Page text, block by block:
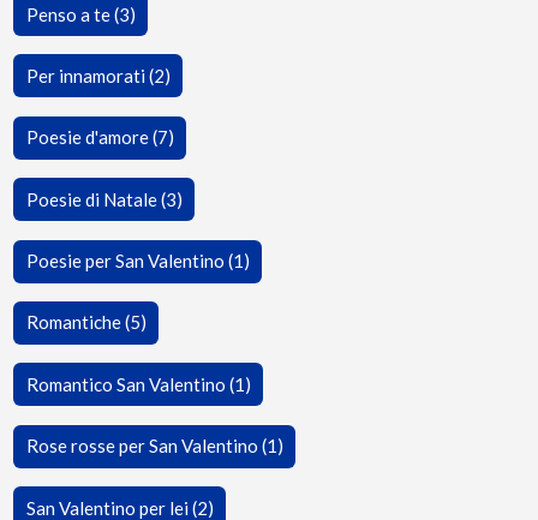
Penso a te (3)
Per innamorati (2)
Poesie d'amore (7)
Poesie di Natale (3)
Poesie per San Valentino (1)
Romantiche (5)
Romantico San Valentino (1)
Rose rosse per San Valentino (1)
San Valentino per lei (2)